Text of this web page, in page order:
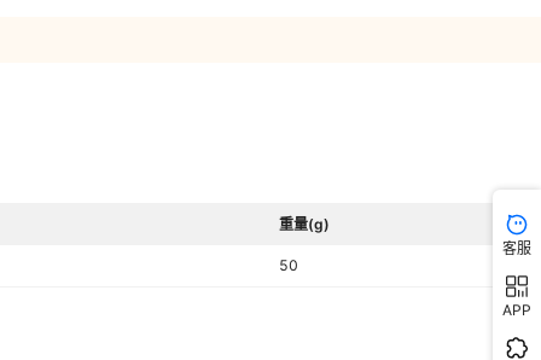
重量(g)
50
客服
APP